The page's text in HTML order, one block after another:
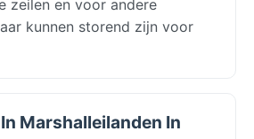
zeilen en voor andere
kunnen storend zijn voor
Marshalleilanden In